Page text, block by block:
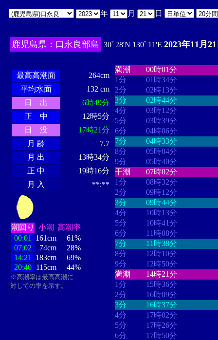
年 月 日
鹿児島県：口永良部島 30ﾟ28'N 130ﾟ11'E 2023年11月
最高高潮面
264cm
平均水面
132 cm
日 出
6時49分
正 中
12時5分
日 没
17時21分
月 齢
7.7
月 出
13時34分
正 中
19時16分
月 入
**:**
潮回り 小潮 高潮率
00:01
161cm
61%
07:02
74cm
28%
14:21
183cm
69%
20:40 115cm 44%
※高潮率は最高高潮に
対しての率を示す。
満潮
00時01分
1分
01時34分
2分
02時13分
3分
02時44分
4分
03時12分
5分
03時39分
6分
04時06分
7分
04時33分
8分
05時04分
9分
05時40分
干潮
07時02分
1分
08時32分
2分
09時12分
3分
09時44分
4分
10時13分
5分
10時41分
6分
11時08分
7分
11時38分
8分
12時10分
9分
12時50分
満潮
14時21分
1分
15時36分
2分
16時09分
3分
16時37分
4分
17時02分
5分
17時26分
6分
17時50分